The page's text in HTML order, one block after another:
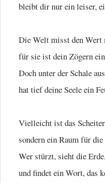
bleibt dir nur ein leiser,
Die Welt misst den Wert
für sie ist dein Zögern
Doch unter der Schale
hat tief deine Seele ein
Vielleicht ist das
sondern ein Raum für
Wer stürzt, sieht die
und findet ein Wort, das